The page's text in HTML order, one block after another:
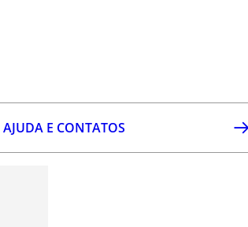
AJUDA E CONTATOS